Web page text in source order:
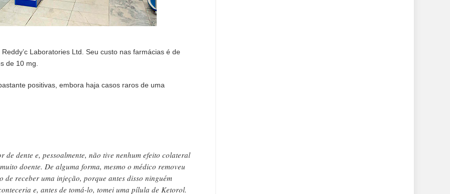
Laboratories Ltd. Seu custo nas farmácias é de
de 10 mg.
positivas, embora haja casos raros de uma
de dente e, pessoalmente, não tive nenhum efeito colateral
doente. De alguma forma, mesmo o médico removeu
de receber uma injeção, porque antes disso ninguém
e, antes de tomá-lo, tomei uma pílula de Ketorol.